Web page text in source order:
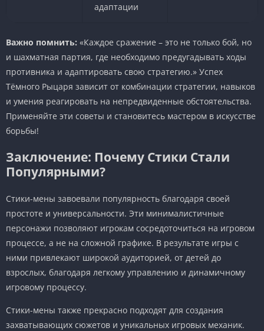
адаптации
Важно помнить: «Каждое сражение – это не только бой, но
и шахматная партия, где необходимо предугадывать ходы
противника и адаптировать свою стратегию.» Успех
Тёмного Рыцаря зависит от комбинации стратегии, навыков
и умения реагировать на непредвиденные обстоятельства.
Применяйте эти советы и становитесь мастером в искусстве
борьбы!
Заключение: Почему Стики Стали
Популярными?
Стики-мены завоевали популярность благодаря своей
простоте и универсальности. Эти минималистичные
персонажи позволяют игрокам сосредоточиться на игровом
процессе, а не на сложной графике. В результате игры с
ними привлекают широкой аудиторией, от детей до
взрослых, благодаря легкому управлению и динамичному
игровому процессу.
Стики-мены также прекрасно подходят для создания
захватывающих сюжетов и уникальных игровых механик.